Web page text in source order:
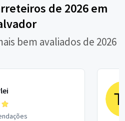
de 2026 em
bem avaliados de 2026